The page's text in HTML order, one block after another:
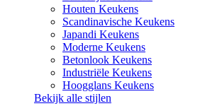
Houten Keukens
Scandinavische Keukens
Japandi Keukens
Moderne Keukens
Betonlook Keukens
Industriële Keukens
Hoogglans Keukens
Bekijk alle stijlen